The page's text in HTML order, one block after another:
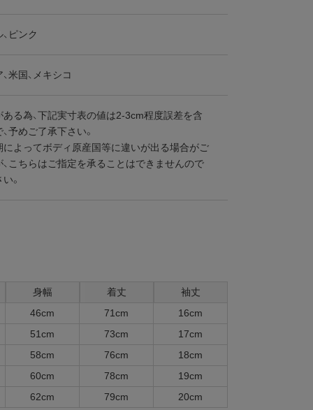
ピンク
米国、メキシコ
る為、下記実寸表の値は2-3cm程度誤差を含
予めご了承下さい。
よってボディ原産国等に違いが出る場合がご
、こちらはご指定を承ることはできませんので
。
身幅 着丈
袖丈
46cm 71cm
16cm
51cm 73cm
17cm
58cm 76cm
18cm
60cm 78cm
19cm
62cm 79cm 20cm